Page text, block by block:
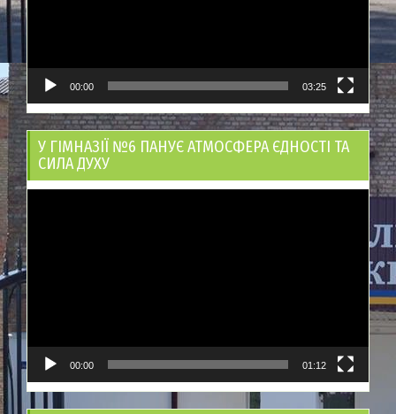
00:00 03:25
У ГІМНАЗІЇ №6 ПАНУЄ АТМОСФЕРА ЄДНОСТІ ТА
СИЛА ДУХУ
00:00 01:12